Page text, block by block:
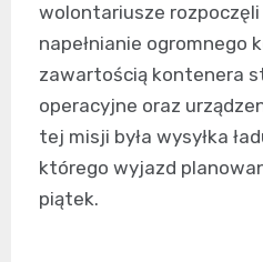
wolontariusze
napełnianie ogromnego
zawartością kontenera
operacyjne oraz
tej misji była wysyłka
którego wyjazd
piątek.